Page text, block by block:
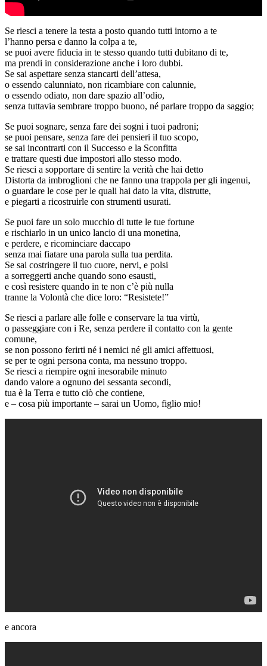
Se riesci a tenere la testa a posto quando tutti intorno a te
l’hanno persa e danno la colpa a te,
se puoi avere fiducia in te stesso quando tutti dubitano di te,
ma prendi in considerazione anche i loro dubbi.
Se sai aspettare senza stancarti dell’attesa,
o essendo calunniato, non ricambiare con calunnie,
o essendo odiato, non dare spazio all’odio,
senza tuttavia sembrare troppo buono, né parlare troppo da saggio;
Se puoi sognare, senza fare dei sogni i tuoi padroni;
se puoi pensare, senza fare dei pensieri il tuo scopo,
se sai incontrarti con il Successo e la Sconfitta
e trattare questi due impostori allo stesso modo.
Se riesci a sopportare di sentire la verità che hai detto
Distorta da imbroglioni che ne fanno una trappola per gli ingenui,
o guardare le cose per le quali hai dato la vita, distrutte,
e piegarti a ricostruirle con strumenti usurati.
Se puoi fare un solo mucchio di tutte le tue fortune
e rischiarlo in un unico lancio di una monetina,
e perdere, e ricominciare daccapo
senza mai fiatare una parola sulla tua perdita.
Se sai costringere il tuo cuore, nervi, e polsi
a sorreggerti anche quando sono esausti,
e così resistere quando in te non c’è più nulla
tranne la Volontà che dice loro: “Resistete!”
Se riesci a parlare alle folle e conservare la tua virtù,
o passeggiare con i Re, senza perdere il contatto con la gente
comune,
se non possono ferirti né i nemici né gli amici affettuosi,
se per te ogni persona conta, ma nessuno troppo.
Se riesci a riempire ogni inesorabile minuto
dando valore a ognuno dei sessanta secondi,
tua è la Terra e tutto ciò che contiene,
e – cosa più importante – sarai un Uomo, figlio mio!
e ancora